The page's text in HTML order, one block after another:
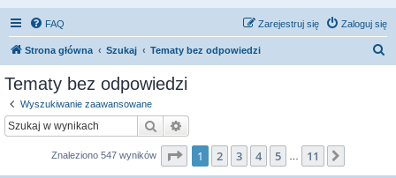
FAQ Zaloguj się
Zarejestruj się
Strona główna Szukaj Tematy bez odpowiedzi
Tematy bez odpowiedzi
Wyszukiwanie zaawansowane
Szukaj
Znaleziono 547 wyników Strona z11
1 2 3 4 5 11